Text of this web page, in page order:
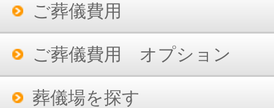
ご葬儀費用
ご葬儀費用 オプション
葬儀場を探す